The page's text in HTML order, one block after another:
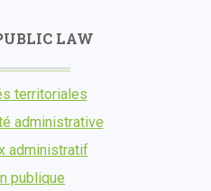
LAW
territoriales
administrative
administratif
publique